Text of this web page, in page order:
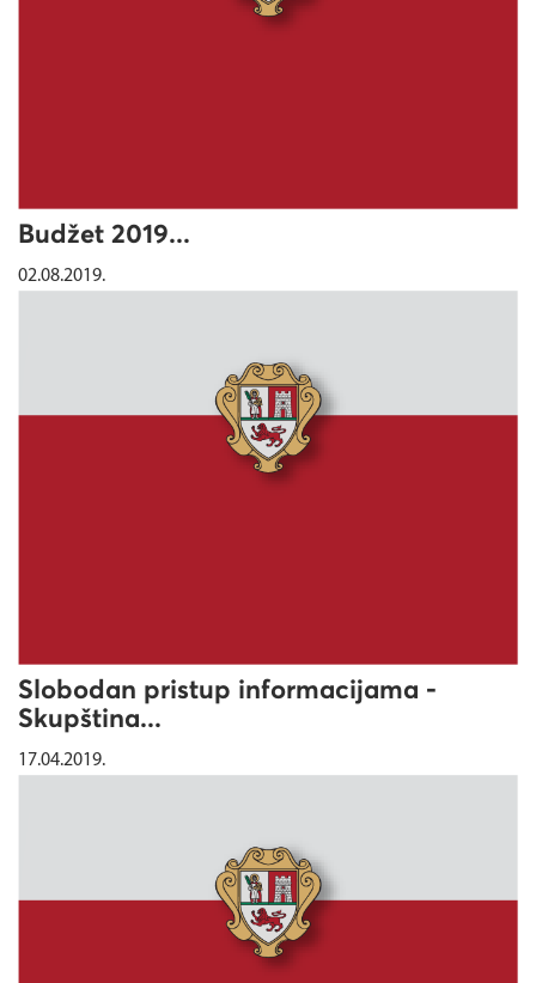
Budžet 2019...
02.08.2019.
Slobodan pristup informacijama -
Skupština...
17.04.2019.